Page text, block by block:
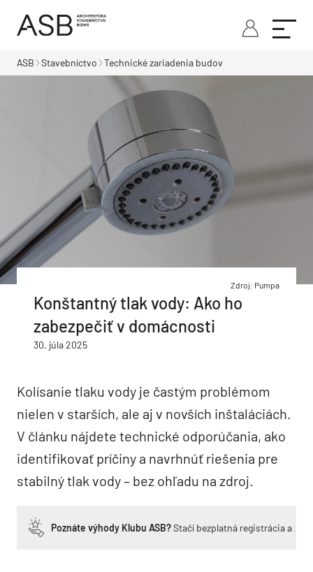
ASB Stavebníctvo Technické zariadenia budov
Zdroj: Pumpa
Konštantný tlak vody: Ako ho
zabezpečiť v domácnosti
30. júla 2025
Kolísanie tlaku vody je častým problémom
nielen v starších, ale aj v novších inštaláciách.
V článku nájdete technické odporúčania, ako
identifikovať príčiny a navrhnúť riešenia pre
stabilný tlak vody – bez ohľadu na zdroj.
Poznáte výhody Klubu ASB?Stačí bezplatná registrácia a